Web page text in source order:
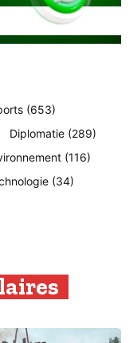
(653)
Diplomatie (289)
(116)
(34)